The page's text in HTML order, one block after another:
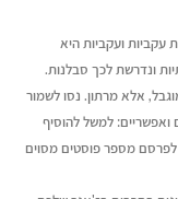
עקביות ועקביות היא
ונדרשת לכך סבלנות.
אלא מרתון. נסו לשמור
ואפשריים: למשל להוסיף
מספר פוסטים מסוים